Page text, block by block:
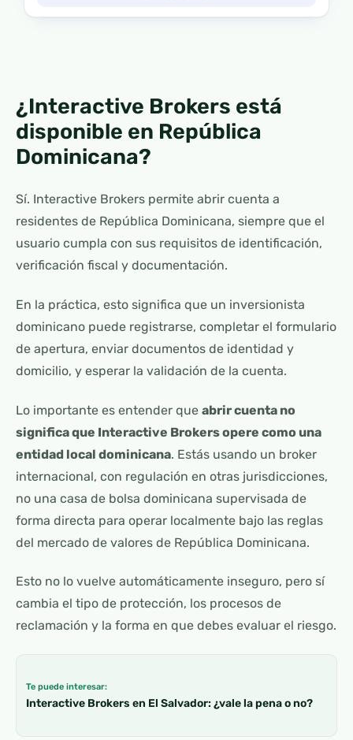
¿Interactive Brokers está
disponible en República
Dominicana?
Sí. Interactive Brokers permite abrir cuenta a
residentes de República Dominicana, siempre que el
usuario cumpla con sus requisitos de identificación,
verificación fiscal y documentación.
En la práctica, esto significa que un inversionista
dominicano puede registrarse, completar el formulario
de apertura, enviar documentos de identidad y
domicilio, y esperar la validación de la cuenta.
Lo importante es entender que abrir cuenta no
significa que Interactive Brokers opere como una
entidad local dominicana. Estás usando un broker
internacional, con regulación en otras jurisdicciones,
no una casa de bolsa dominicana supervisada de
forma directa para operar localmente bajo las reglas
del mercado de valores de República Dominicana.
Esto no lo vuelve automáticamente inseguro, pero sí
cambia el tipo de protección, los procesos de
reclamación y la forma en que debes evaluar el riesgo.
Te puede interesar:
Interactive Brokers en El Salvador: ¿vale la pena o no?